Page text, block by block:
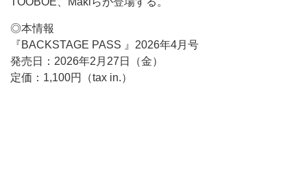
◎本情報
『BACKSTAGE PASS 』2026年4月号
発売日：2026年2月27日（金）
定価：1,100円（tax in.）